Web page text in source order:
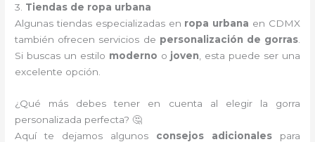
3. Tiendas de ropa urbana
Algunas tiendas especializadas en ropa urbana en CDMX
también ofrecen servicios de personalización de gorras.
Si buscas un estilo moderno o joven , esta puede ser una
excelente opción.
¿Qué más debes tener en cuenta al elegir la gorra
personalizada perfecta? 🤔
Aquí te dejamos algunos consejos adicionalespara